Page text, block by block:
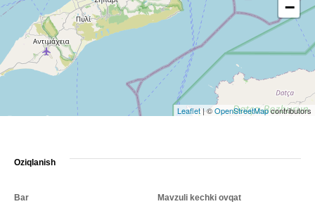
−
Leaflet |©OpenStreetMapcontributors
Oziqlanish
Bar Mavzuli kechki ovqat